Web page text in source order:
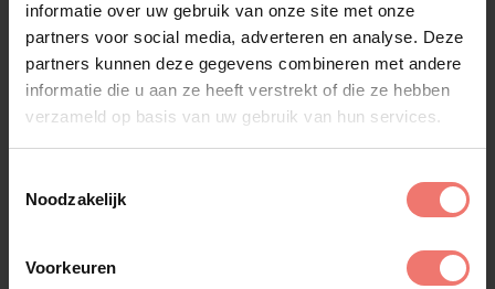
informatie over uw gebruik van onze site met onze
partners voor social media, adverteren en analyse. Deze
partners kunnen deze gegevens combineren met andere
informatie die u aan ze heeft verstrekt of die ze hebben
verzameld op basis van uw gebruik van hun services.
Noodzakelijk
Voorkeuren
Back to Waterloo (Abba
Tribute)
€ 2895,-
Lees meer